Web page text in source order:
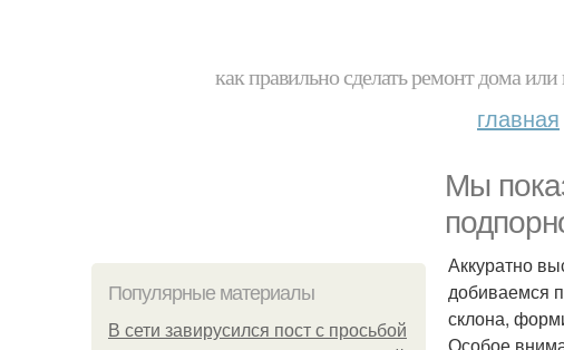
как правильно сделать ремонт дома
главная
Мы
Популярные материалы
В сети завирусился пост с просьбой
Аккуратно
добиваемся
склона,